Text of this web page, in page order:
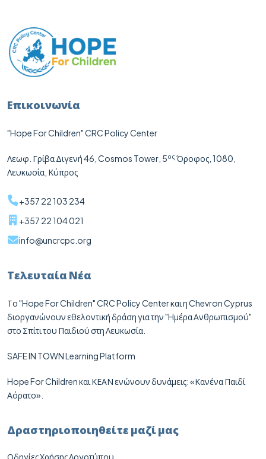
Επικοινωνία
"Hope For Children" CRC Policy Center
Λεωφ. Γρίβα Διγενή 46, Cosmos Tower , 5ος Όροφος, 1080,
Λευκωσία, Κύπρος
+357 22 103 234
+357 22 104 021
info@uncrcpc.org
Τελευταία Νέα
Το "Hope For Children" CRC Policy Center και η Chevron Cyprus
διοργανώνουν εθελοντική δράση για την "Hμέρα Ανθρωπισμού"
στο Σπίτι του Παιδιού στη Λευκωσία.
SAFE IN TOWN Learning Platform
Hope For Children και ΚΕΑΝ ενώνουν δυνάμεις: «Κανένα Παιδί
Αόρατο».
Δραστηριοποιηθείτε μαζί μας
Οδηγίες Χρήσης Λογοτύπου